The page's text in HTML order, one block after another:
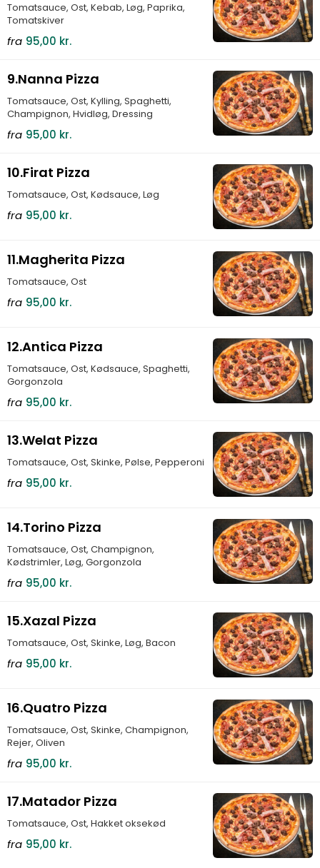
Tomatsauce, Ost, Kebab, Løg, Paprika,
Tomatskiver
fra 95,00 kr.
9.Nanna Pizza
Tomatsauce, Ost, Kylling, Spaghetti,
Champignon, Hvidløg, Dressing
fra 95,00 kr.
10.Firat Pizza
Tomatsauce, Ost, Kødsauce, Løg
fra 95,00 kr.
11.Magherita Pizza
Tomatsauce, Ost
fra 95,00 kr.
12.Antica Pizza
Tomatsauce, Ost, Kødsauce, Spaghetti,
Gorgonzola
fra 95,00 kr.
13.Welat Pizza
Tomatsauce, Ost, Skinke, Pølse, Pepperoni
fra 95,00 kr.
14.Torino Pizza
Tomatsauce, Ost, Champignon,
Kødstrimler, Løg, Gorgonzola
fra 95,00 kr.
15.Xazal Pizza
Tomatsauce, Ost, Skinke, Løg, Bacon
fra 95,00 kr.
16.Quatro Pizza
Tomatsauce, Ost, Skinke, Champignon,
Rejer, Oliven
fra 95,00 kr.
17.Matador Pizza
Tomatsauce, Ost, Hakket oksekød
fra 95,00 kr.